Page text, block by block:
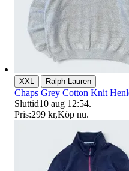
XXL | Ralph Lauren
Chaps Grey Cotton Knit
Sluttid10 aug 12:54.
Pris:299 kr,Köp nu.